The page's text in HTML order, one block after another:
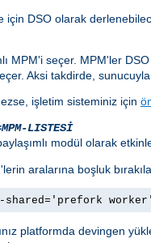
DSO olarak
MPM'i seçer. MPM'ler
Aksi takdirde,
işletim sisteminiz için
MPM-LISTESİ
modül olarak
aralarına boşluk
shared='prefork worker'
platformda devingen